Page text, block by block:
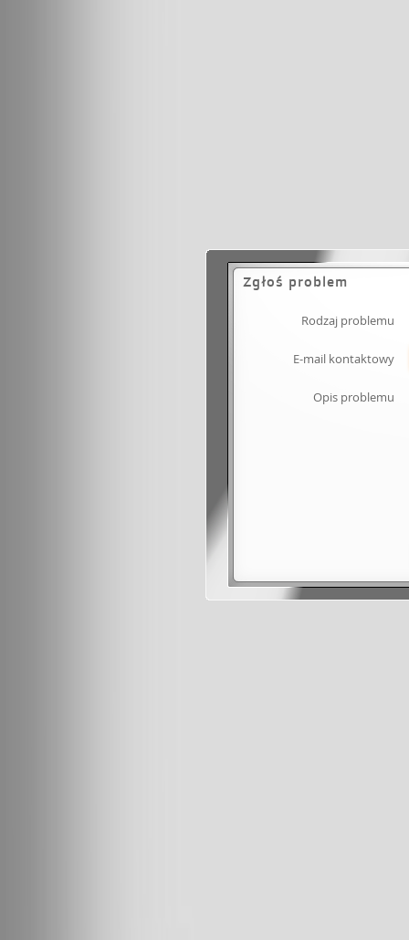
Zgłoś problem
Rodzaj problemu
E-mail kontaktowy
Opis problemu